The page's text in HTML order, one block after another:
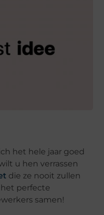
het hele jaar goed
u hen verrassen
die ze nooit zullen
perfecte
samen!